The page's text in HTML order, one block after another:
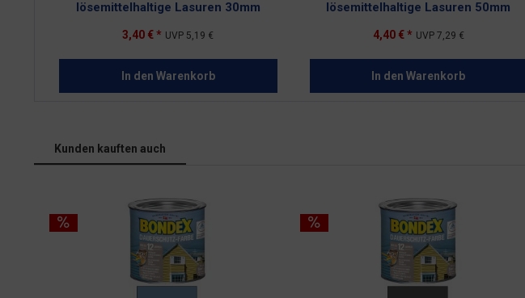
lösemittelhaltige Lasuren 30mm
3,40 € * UVP 5,19 €
In den Warenkorb
lösemittelhaltige Lasuren 50mm
4,40 € * UVP 7,29 €
In den Warenkorb
Kunden kauften auch